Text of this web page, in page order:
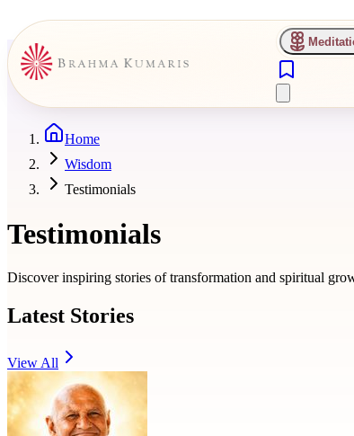
Home
Wisdom
Testimonials
Testimonials
Discover inspiring stories of transformation and spiritual
Latest Stories
View All